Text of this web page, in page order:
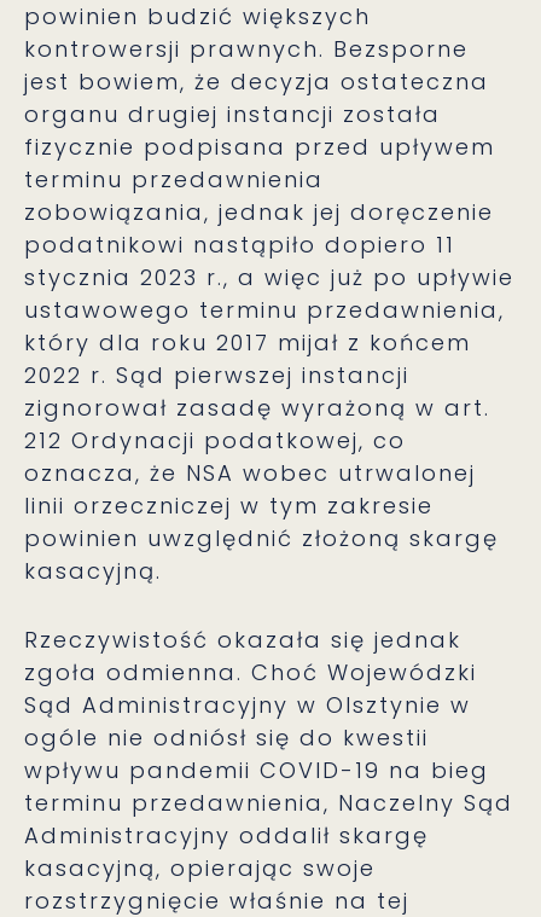
powinien budzić większych
kontrowersji prawnych. Bezsporne
jest bowiem, że decyzja ostateczna
organu drugiej instancji została
fizycznie podpisana przed upływem
terminu przedawnienia
zobowiązania, jednak jej doręczenie
podatnikowi nastąpiło dopiero 11
stycznia 2023 r., a więc już po upływie
ustawowego terminu przedawnienia,
który dla roku 2017 mijał z końcem
2022 r. Sąd pierwszej instancji
zignorował zasadę wyrażoną w art.
212 Ordynacji podatkowej, co
oznacza, że NSA wobec utrwalonej
linii orzeczniczej w tym zakresie
powinien uwzględnić złożoną skargę
kasacyjną.
Rzeczywistość okazała się jednak
zgoła odmienna. Choć Wojewódzki
Sąd Administracyjny w Olsztynie w
ogóle nie odniósł się do kwestii
wpływu pandemii COVID-19 na bieg
terminu przedawnienia, Naczelny Sąd
Administracyjny oddalił skargę
kasacyjną, opierając swoje
rozstrzygnięcie właśnie na tej